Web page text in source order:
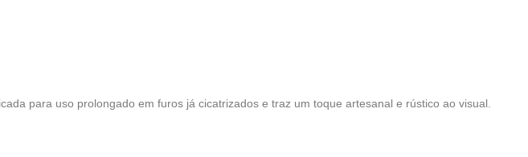
para uso prolongado em furos já cicatrizados e traz um toque artesanal e rústico ao visual.